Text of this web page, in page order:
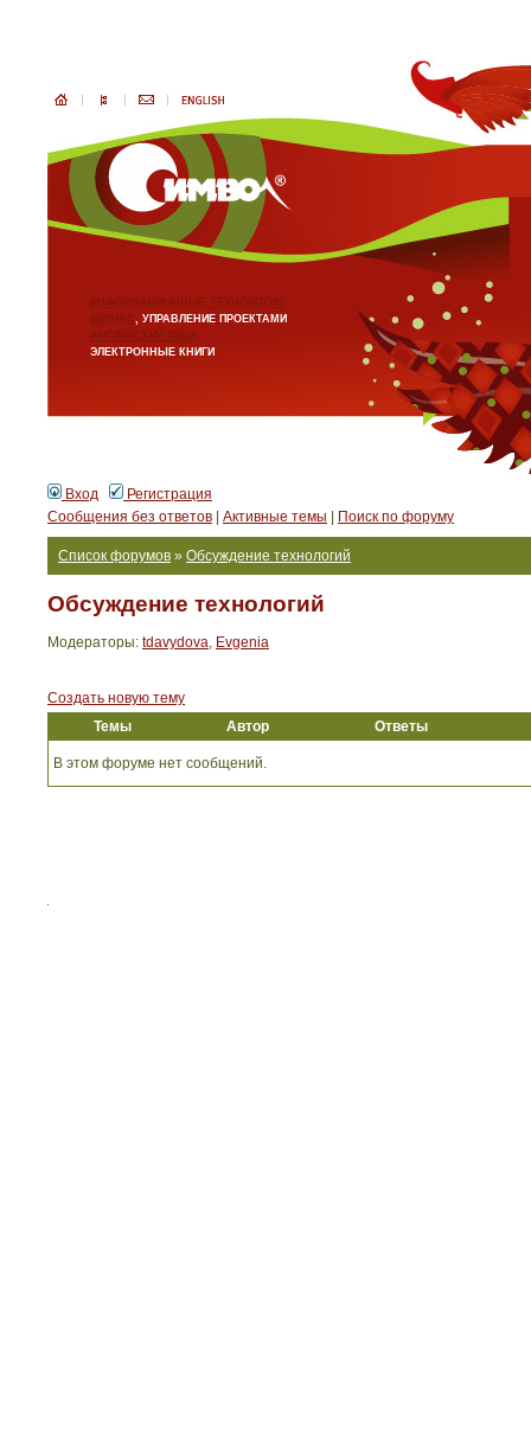
ИНФОРМАЦИОННЫЕ ТЕХНОЛОГИИ
БИЗНЕС, УПРАВЛЕНИЕ ПРОЕКТАМИ
АНГЛИЙСКИЙ ЯЗЫК
ЭЛЕКТРОННЫЕ КНИГИ
Вход
Регистрация
Сообщения без ответов
Активные темы Поиск по форуму
Список форумов » Обсуждение технологий
Обсуждение технологий
Модераторы: tdavydova, Evgenia
Создать новую тему
Темы
Автор Ответы
В этом форуме нет сообщений.